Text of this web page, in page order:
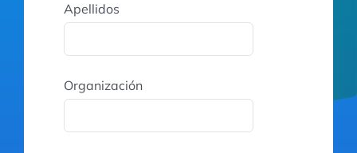
Apellidos
Organización